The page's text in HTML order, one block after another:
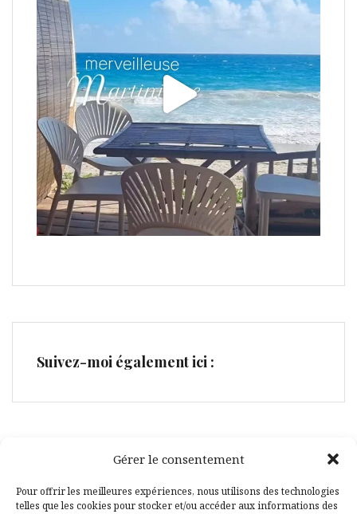
Gérer le consentement
Pour offrir les meilleures expériences, nous utilisons des technologies
telles que les cookies pour stocker et/ou accéder aux informations des
Suivez-moi également ici :
Facebook
Pinterest